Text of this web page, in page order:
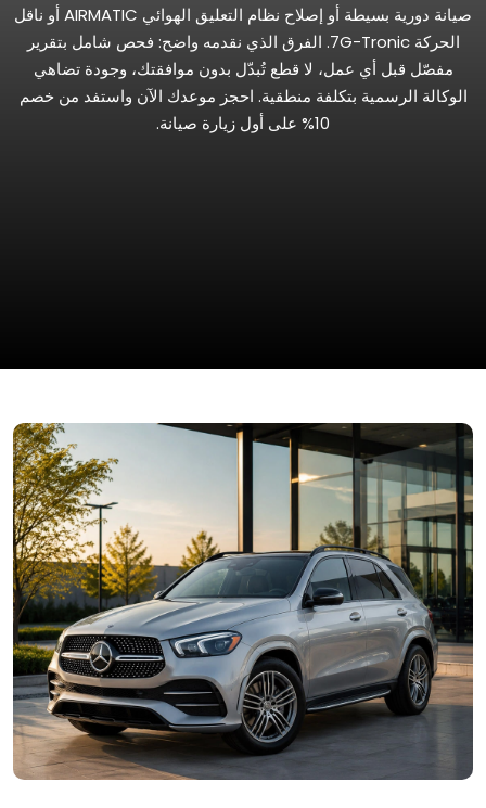
صيانة دورية بسيطة أو إصلاح نظام التعليق الهوائي AIRMATIC أو ناقل
الحركة 7G-Tronic. الفرق الذي نقدمه واضح: فحص شامل بتقرير
مفصّل قبل أي عمل، لا قطع تُبدّل بدون موافقتك، وجودة تضاهي
الوكالة الرسمية بتكلفة منطقية. احجز موعدك الآن واستفد من خصم
10% على أول زيارة صيانة.